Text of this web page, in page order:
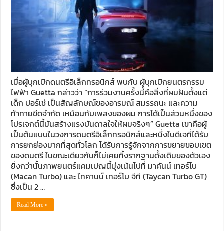
เมื่อผู้บุกเบิกดนตรีอิเล็กทรอนิกส์ พบกับ ผู้บุกเบิกยนตรกรรม
ไฟฟ้า Guetta กล่าวว่า “การร่วมงานครั้งนี้คือสิ่งที่ผมฝันตั้งแต่
เด็ก ปอร์เช่ เป็นสัญลักษณ์ของอารมณ์ สมรรถนะ และความ
ท้าทายขีดจำกัด เหมือนกับเพลงของผม การได้เป็นส่วนหนึ่งของ
โปรเจกต์นี้มันสร้างแรงบันดาลใจให้ผมจริงๆ” Guetta เขาคือผู้
เป็นต้นแบบในวงการดนตรีอิเล็กทรอนิกส์และหนึ่งในดีเจที่ได้รับ
การยกย่องมากที่สุดทั่วโลก ได้รับการรู้จักจากการขยายขอบเขต
ของดนตรี ในขณะเดียวกันก็ไม่เคยทิ้งรากฐานดั้งเดิมของตัวเอง
ยิ่งกว่านั้นภาพยนตร์แคมเปญนี้มุ่งเน้นไปที่ มาคันน์ เทอร์โบ
(Macan Turbo) และ ไทคานน์ เทอร์โบ จีที (Taycan Turbo GT)
ซึ่งเป็น 2 …
Read More »